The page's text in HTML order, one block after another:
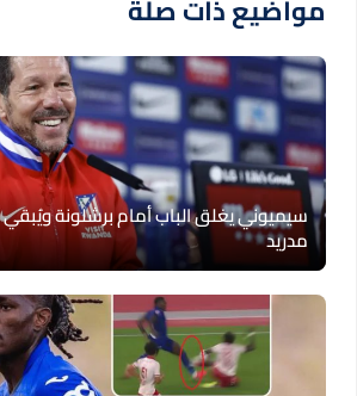
مواضيع ذات صلة
سيميوني يغلق الباب أمام برشلونة ويُبقي
مدريد